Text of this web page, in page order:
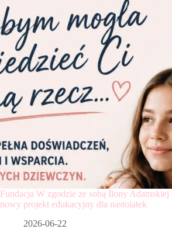
Fundacja W zgodzie ze sobą Ilony Adamskiej
nowy projekt edukacyjny dla nastolatek
2026-06-22